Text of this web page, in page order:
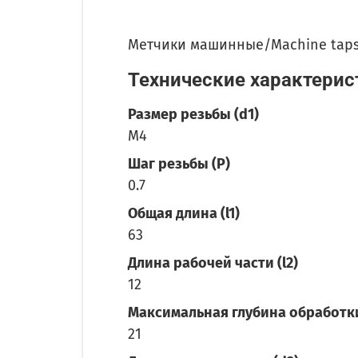
Метчики машинные/Machine
Технические
Размер резьбы (d1)
M4
Шаг резьбы (P)
0.7
Общая длина (l1)
63
Длина рабочей части (l2)
12
Максимальная глубина
21